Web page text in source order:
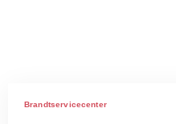
Brandtservicecenter